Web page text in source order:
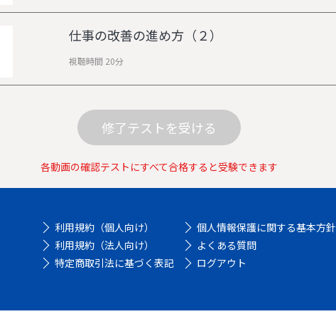
仕事の改善の進め方（２）
視聴時間 20分
修了テストを受ける
各動画の確認テストにすべて合格すると受験できます
利用規約（個人向け）
利用規約（法人向け）
特定商取引法に基づく表記
個人情報保護に関する基本方針
よくある質問
ログアウト